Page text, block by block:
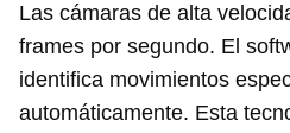
Las cámaras de alta
frames por segundo. El
identifica movimientos
automáticamente. Esta